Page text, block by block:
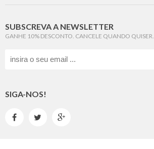
SUBSCREVA A NEWSLETTER
GANHE 10% DESCONTO. CANCELE QUANDO QUISER.
SIGA-NOS!
  